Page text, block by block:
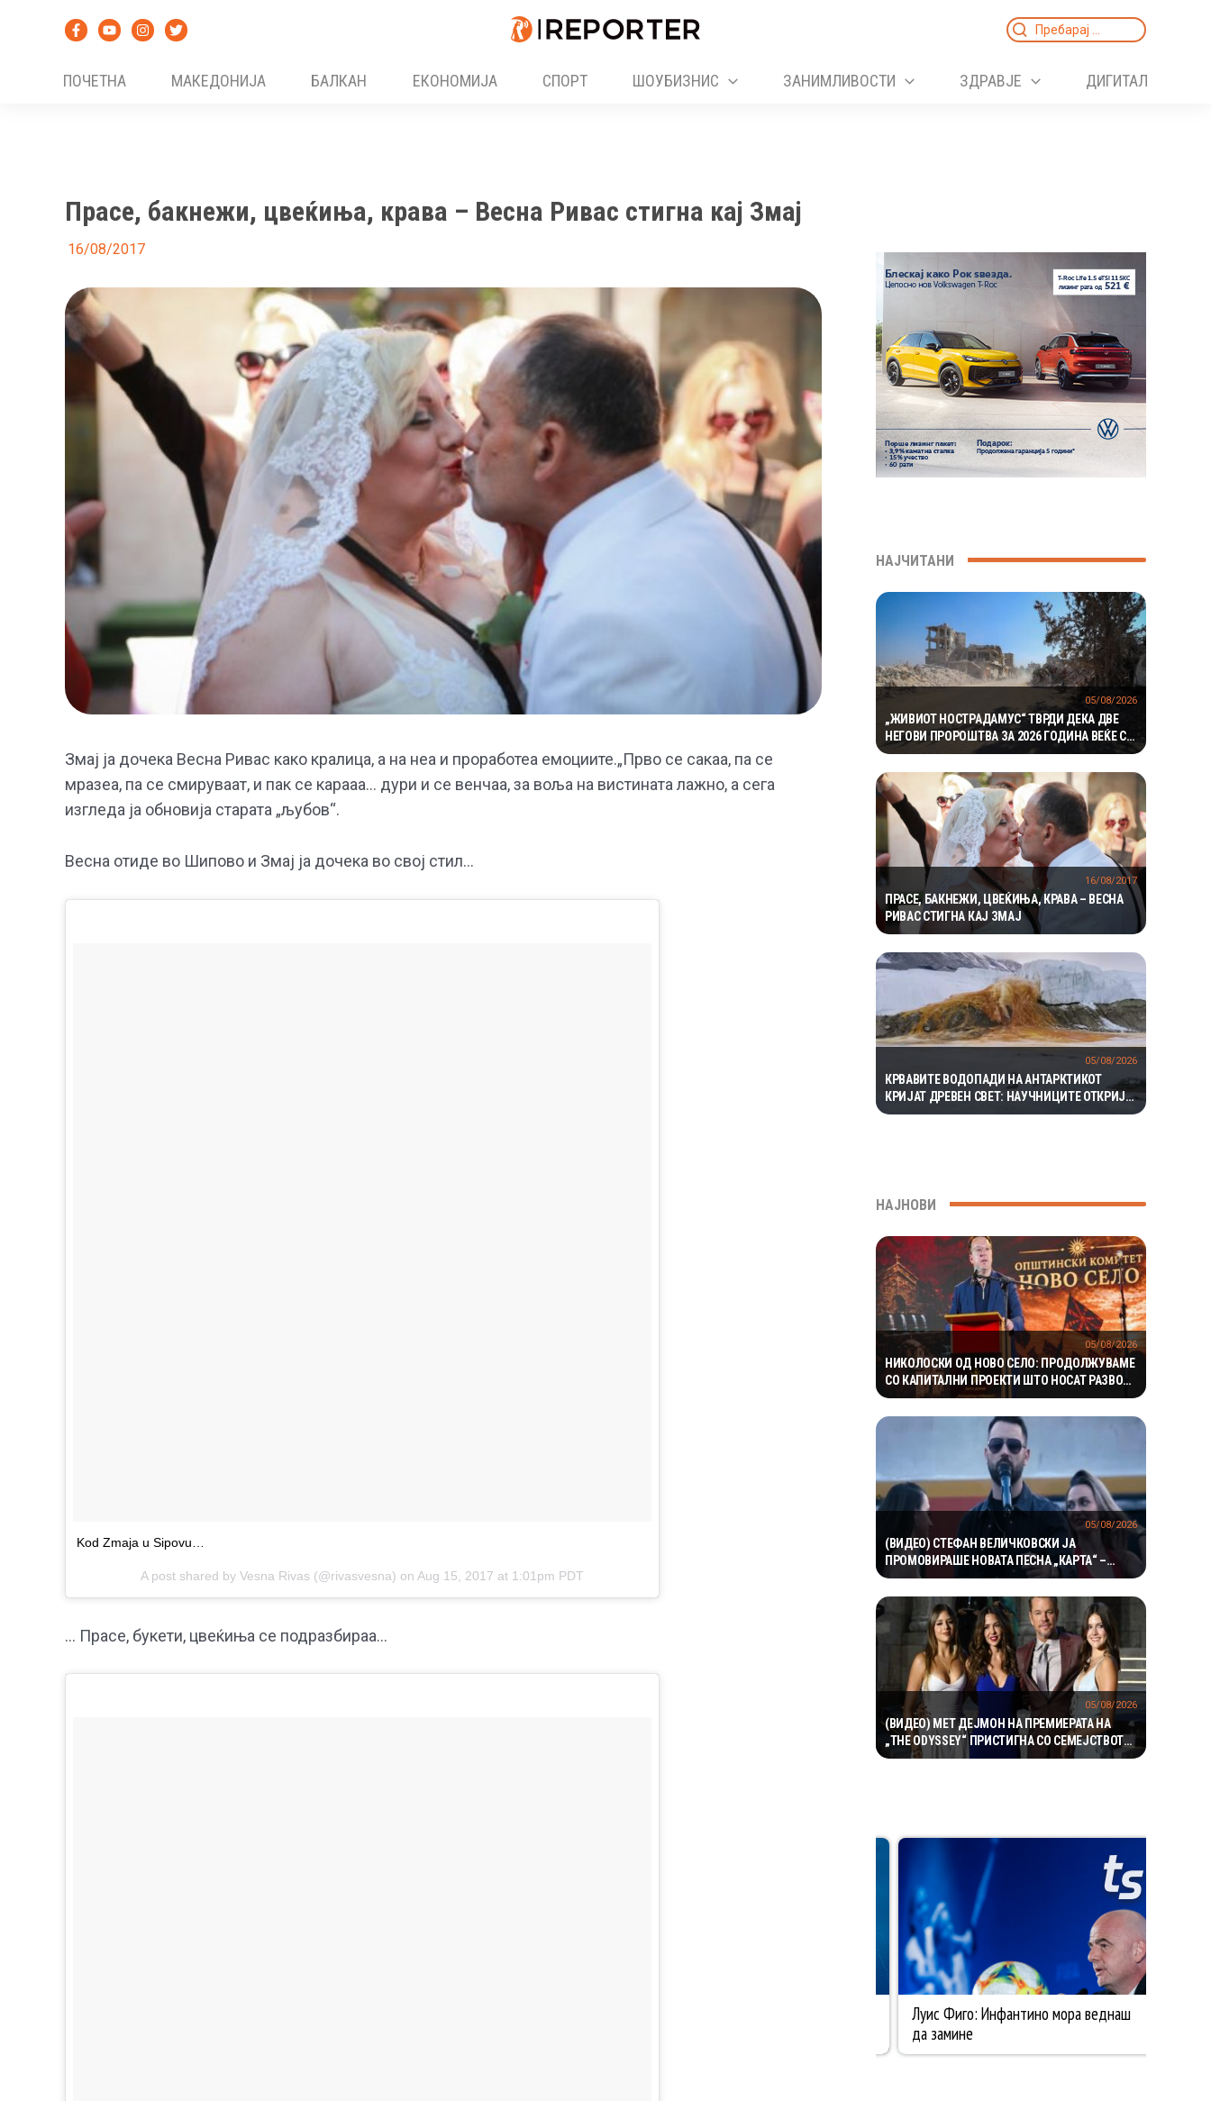
Search
ПОЧЕТНА
МАКЕДОНИЈА БАЛКАН ЕКОНОМИЈА СПОРТ ШОУБИЗНИС ЗАНИМЛИВОСТИ ЗДРАВЈЕ ДИГИТАЛ
Прасе, бакнежи, цвеќиња, крава – Весна Ривас стигна кај Змај
16/08/2017
Змај ја дочека Весна Ривас како кралица, а на неа и проработеа емоциите.„Прво се сакаа, па се
мразеа, па се смируваат, и пак се карааа… дури и се венчаа, за воља на вистината лажно, а сега
изгледа ја обновија старата „љубов“.
Весна отиде во Шипово и Змај ја дочека во свој стил…
Kod Zmaja u Sipovu…
A post shared by Vesna Rivas (@rivasvesna) on Aug 15, 2017 at 1:01pm PDT
… Прасе, букети, цвеќиња се подразбираа…
НАЈЧИТАНИ
„ЖИВИОТ НОСТРАДАМУС“ ТВРДИ ДЕКА ДВЕ
НЕГОВИ ПРОРОШТВА ЗА 2026 ГОДИНА ВЕЌЕ СЕ
ОСТВАРИЛЕ – СЕГА ПРЕДУПРЕДУВА НА ТРЕТО
05/08/2026
ПРАСЕ, БАКНЕЖИ, ЦВЕЌИЊА, КРАВА – ВЕСНА
РИВАС СТИГНА КАЈ ЗМАЈ
16/08/2017
КРВАВИТЕ ВОДОПАДИ НА АНТАРКТИКОТ
КРИЈАТ ДРЕВЕН СВЕТ: НАУЧНИЦИТЕ ОТКРИЈА
ЕКОСИСТЕМ ИЗОЛИРАН ПОВЕЌЕ ОД 1,5
05/08/2026
НАЈНОВИ
НИКОЛОСКИ ОД НОВО СЕЛО: ПРОДОЛЖУВАМЕ
СО КАПИТАЛНИ ПРОЕКТИ ШТО НОСАТ РАЗВОЈ
И ПОКВАЛИТЕТЕН ЖИВОТ ЗА ГРАЃАНИТЕ
05/08/2026
(ВИДЕО) СТЕФАН ВЕЛИЧКОВСКИ ЈА
ПРОМОВИРАШЕ НОВАТА ПЕСНА „КАРТА“ –
СОВРЕМЕН ЗВУК, СИЛНА ЕМОЦИЈА И
ВПЕЧАТЛИВ ВИДЕОСПОТ
05/08/2026
(ВИДЕО) МЕТ ДЕЈМОН НА ПРЕМИЕРАТА НА
„THE ODYSSEY“ ПРИСТИГНА СО СЕМЕЈСТВОТО
– НЕГОВИТЕ ЌЕРКИ ГИ УКРАДОА СИТЕ
05/08/2026